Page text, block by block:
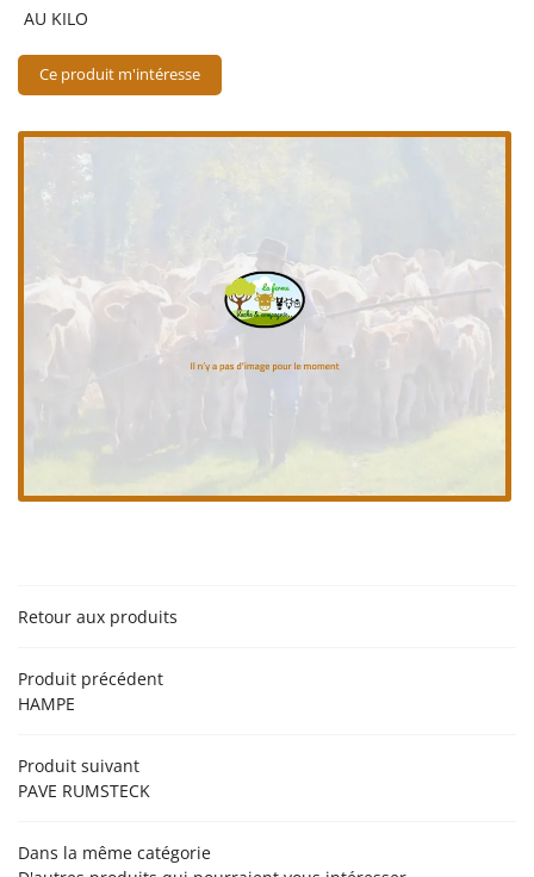
PRODUITS
EN IMAGES
ACTUALITÉS
Une
 Rafraîchir le captcha
l'adresse email indiqué ci-dessus. Vous pouvez vous désinscrire à tout moment en
Inscription
AU KILO
Ce produit m'intéresse
Retour aux produits
Produit précédent
HAMPE
Produit suivant
PAVE RUMSTECK
Dans la même catégorie